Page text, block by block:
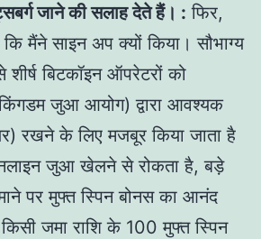
जाने की सलाह देते हैं। : फिर,
मैंने साइन अप क्यों किया। सौभाग्य
बिटकॉइन ऑपरेटरों को
जुआ आयोग) द्वारा आवश्यक
रखने के लिए मजबूर किया जाता है
जुआ खेलने से रोकता है, बड़े
पर मुफ्त स्पिन बोनस का आनंद
जमा राशि के 100 मुफ्त स्पिन